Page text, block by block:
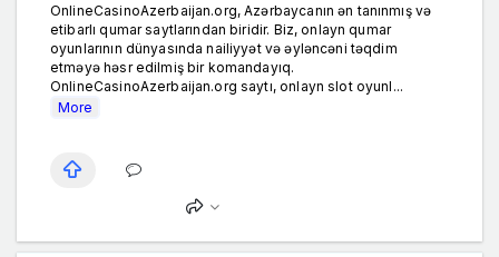
OnlineCasinoAzerbaijan.org, Azərbaycanın ən tanınmış və
etibarlı qumar saytlarından biridir. Biz, onlayn qumar
oyunlarının dünyasında nailiyyət və əyləncəni təqdim
etməyə həsr edilmiş bir komandayıq.
OnlineCasinoAzerbaijan.org saytı, onlayn slot oyunl...
More